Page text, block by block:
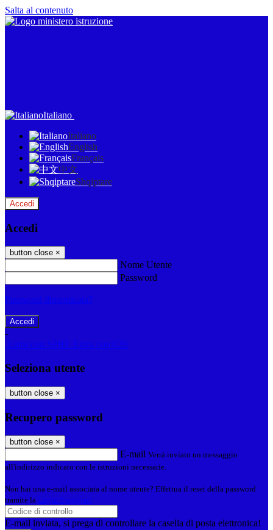
Salta al contenuto
Italiano
Italiano
English
Français
中文
Shqiptare
Accedi
Accedi
button close ×
Nome Utente
Password
Password dimenticata?
-
Entra con SPID
Entra con CIE
Seleziona utente
button close ×
Recupero password
button close ×
E-mail Verrà inviato un messaggio
all'indirizzo indicato con le istruzioni necessarie.
Non hai una e-mail associata al nome utente? Effettua il reset della password
tramite la Login Spaggiari
E-mail inviata, si prega di controllare la casella di posta elettronica!